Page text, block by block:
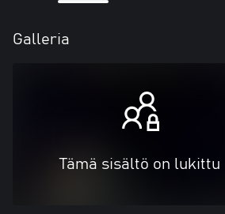
Galleria
Tämä sisältö on lukittu